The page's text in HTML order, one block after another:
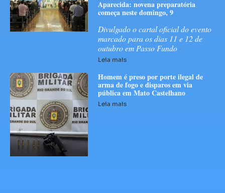
Aparecida: novena preparatória
começa neste domingo, 9
Divulgado o cartal oficial do evento
marcado para os dias 11 e 12 de
outubro em Passo Fundo
Leia mais
Homem é preso por porte ilegal de
arma de fogo e disparos em via
pública em Mato Castelhano
Leia mais